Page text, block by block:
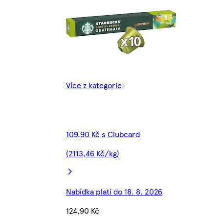
Více z kategorie
109,90 Kč s Clubcard
(2113,46 Kč/kg)
Nabídka platí do 18. 8. 2026
124,90 Kč